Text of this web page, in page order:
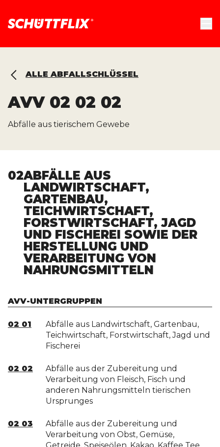
ALLE ABFALLSCHLÜSSEL
AVV 02 02 02
Abfälle aus tierischem Gewebe
02ABFÄLLE AUS
LANDWIRTSCHAFT,
GARTENBAU,
TEICHWIRTSCHAFT,
FORSTWIRTSCHAFT, JAGD
UND FISCHEREI SOWIE DER
HERSTELLUNG UND
VERARBEITUNG VON
NAHRUNGSMITTELN
AVV-UNTERGRUPPEN
02 01
Abfälle aus Landwirtschaft, Gartenbau,
Teichwirtschaft, Forstwirtschaft, Jagd und
Fischerei
02 02
Abfälle aus der Zubereitung und
Verarbeitung von Fleisch, Fisch und
anderen Nahrungsmitteln tierischen
Ursprunges
02 03
Abfälle aus der Zubereitung und
Verarbeitung von Obst, Gemüse,